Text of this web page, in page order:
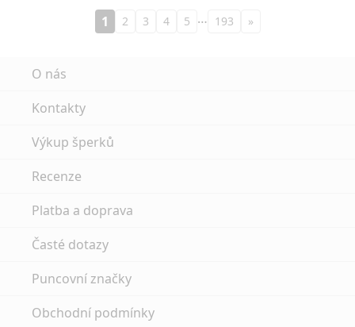
1 2 3 4 5 … 193 »
O nás
Kontakty
Výkup šperků
Recenze
Platba a doprava
Časté dotazy
Puncovní značky
Obchodní podmínky